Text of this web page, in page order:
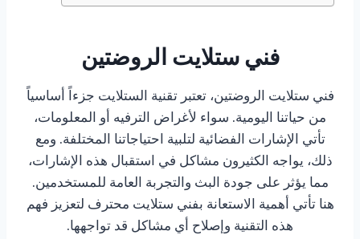
فني ستلايت الروضتين
فني ستلايت الروضتين، تعتبر تقنية الستلايت جزءاً أساسياً
من حياتنا اليومية. سواء لأغراض الترفيه أو المعلومات،
تأتي الإشارات الفضائية لتلبية احتياجاتنا المختلفة. ومع
ذلك، يواجه الكثيرون مشاكل في استقبال هذه الإشارات،
مما يؤثر على جودة البث والتجربة العامة للمستخدمين.
هنا تأتي أهمية الاستعانة بفني ستلايت محترف لتعزيز فهم
هذه التقنية وإصلاح أي مشاكل قد تواجهها.